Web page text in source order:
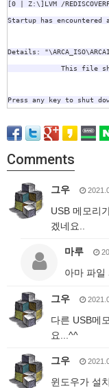
[0 | Z:\]LVM /
Startup has encountered
Details:
This file should be
Press any key to shut
Comments
그우
USB 메모리
겠네요..
마루
아마 파일
그우
다른 USB메
요...^^
그우
윈도우가 설